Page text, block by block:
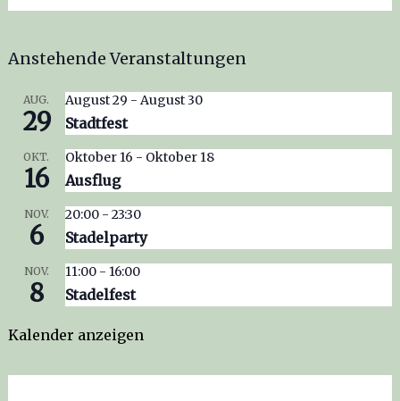
Anstehende Veranstaltungen
AUG.
29
August 29 - August 30
Stadtfest
OKT.
16
Oktober 16 - Oktober 18
Ausflug
NOV.
6
20:00- 23:30
Stadelparty
NOV.
8
11:00- 16:00
Stadelfest
Kalender anzeigen